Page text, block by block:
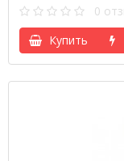
0
Купить